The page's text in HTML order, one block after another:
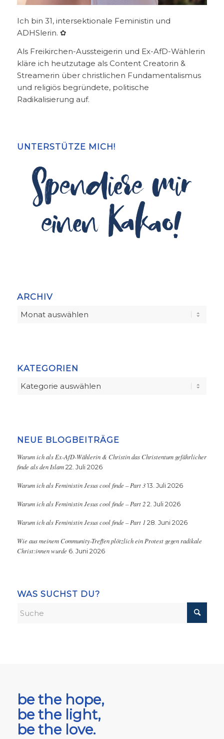
Ich bin 31, intersektionale Feministin und
ADHSlerin. ✿
Als Freikirchen-Aussteigerin und Ex-AfD-Wählerin
kläre ich heutzutage als Content Creatorin &
Streamerin über christlichen Fundamentalismus
und religiös begründete, politische
Radikalisierung auf.
UNTERSTÜTZE MICH!
ARCHIV
KATEGORIEN
Kategorien
NEUE BLOGBEITRÄGE
Warum ich als Ex-AfD-Wählerin & Christin das Christentum gefährlicher
finde als den Islam 22. Juli 2026
Warum ich als Feministin Jesus cool finde – Part 3 13. Juli 2026
Warum ich als Feministin Jesus cool finde – Part 2 2. Juli 2026
Warum ich als Feministin Jesus cool finde – Part 1 28. Juni 2026
Wie aus meinem Community-Treffen plötzlich ein Protest gegen radikale
Christ:innen wurde 6. Juni 2026
WAS SUCHST DU?
be the hope,
be the light,
be the love.